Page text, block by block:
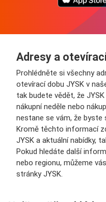
Adresy a
Prohlédněte si všechny
otevírací dobu JYSK v
tak budete vědět, že
nákupní neděle nebo
nestane se vám, že byste
Kromě těchto informací
JYSK a aktuální nabídky,
Pokud hledáte další
nebo regionu, můžeme
stránky JYSK.